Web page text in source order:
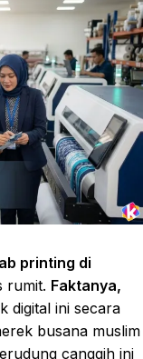
printing di
rumit. Faktanya,
digital ini secara
busana muslim
canggih ini